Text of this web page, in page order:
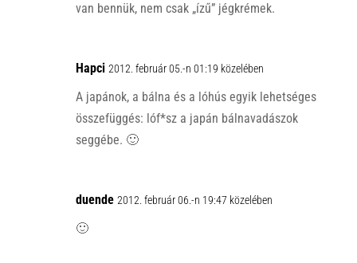
van bennük, nem csak „ízű” jégkrémek.
Hapci 2012. február 05.-n 01:19 közelében
A japánok, a bálna és a lóhús egyik lehetséges
összefüggés: lóf*sz a japán bálnavadászok
seggébe. 🙂
duende 2012. február 06.-n 19:47 közelében
🙂